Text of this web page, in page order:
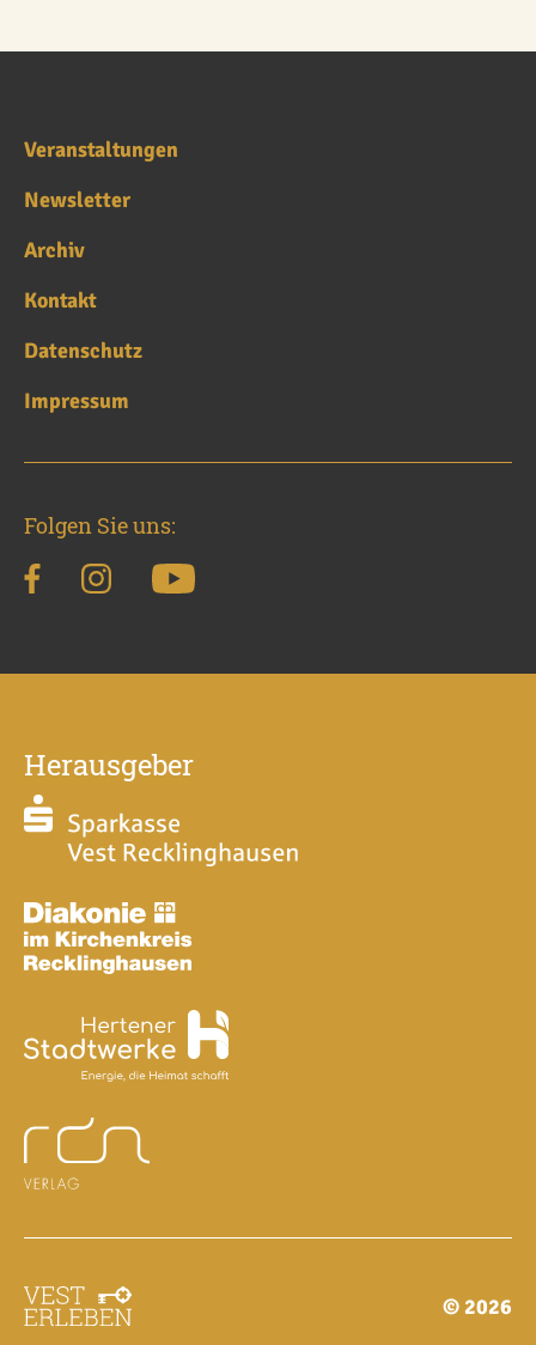
Veranstaltungen
Newsletter
Archiv
Kontakt
Datenschutz
Impressum
Folgen Sie uns:
Herausgeber
© 2026